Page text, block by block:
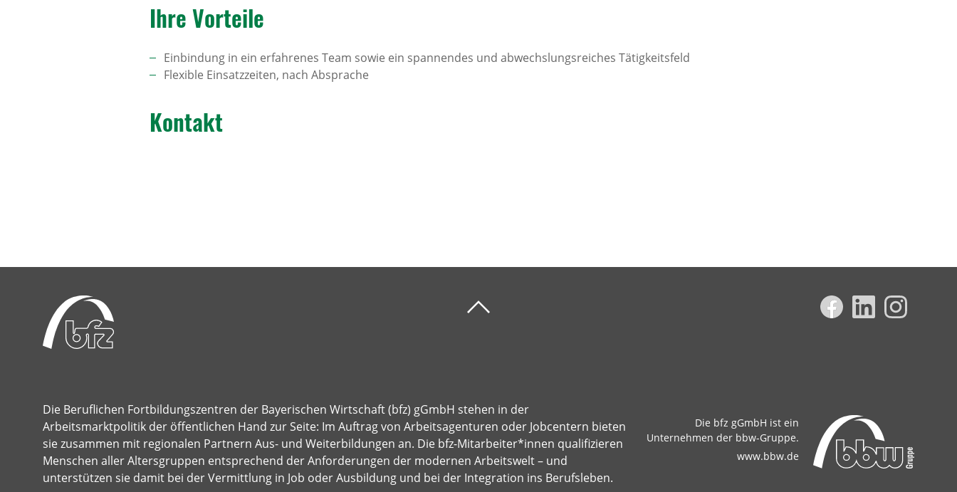
Ihre Vorteile
Einbindung in ein erfahrenes Team sowie ein spannendes und abwechslungsreiches Tätigkeitsfeld
Flexible Einsatzzeiten, nach Absprache
Kontakt
Die Beruflichen Fortbildungszentren der Bayerischen Wirtschaft (bfz) gGmbH stehen in der
Arbeitsmarktpolitik der öffentlichen Hand zur Seite: Im Auftrag von Arbeitsagenturen oder Jobcentern bieten
sie zusammen mit regionalen Partnern Aus- und Weiterbildungen an. Die bfz-Mitarbeiter*innen qualifizieren
Menschen aller Altersgruppen entsprechend der Anforderungen der modernen Arbeitswelt – und
unterstützen sie damit bei der Vermittlung in Job oder Ausbildung und bei der Integration ins Berufsleben.
Die bfz gGmbH ist ein
Unternehmen der bbw-Gruppe.
www.bbw.de